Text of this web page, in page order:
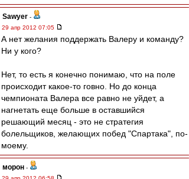
Sawyer -
29 апр 2012 07:05
А нет желания поддержать Валеру и команду?
Ни у кого?
Нет, то есть я конечно понимаю, что на поле
происходит какое-то говно. Но до конца
чемпионата Валера все равно не уйдет, а
нагнетать еще больше в оставшийся
решающий месяц - это не стратегия
болельщиков, желающих побед "Спартака", по-
моему.
морон -